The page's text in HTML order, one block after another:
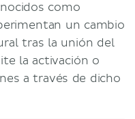
como
un cambio
tras la unión del
la activación o
a través de dicho